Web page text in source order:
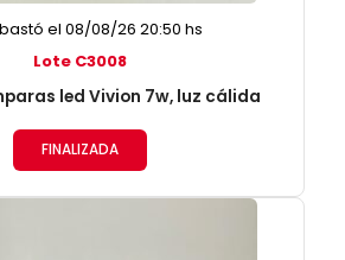
el 08/08/26 20:50 hs
Lote C3008
led Vivion 7w, luz cálida
FINALIZADA